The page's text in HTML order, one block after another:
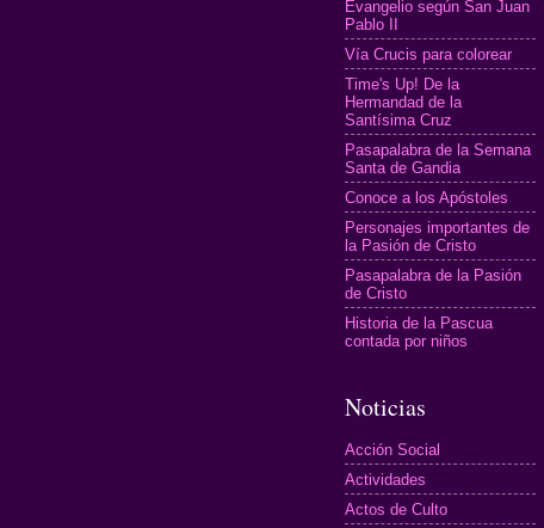
Evangelio según San Juan
Pablo II
Vía Crucis para colorear
Time's Up! De la
Hermandad de la
Santísima Cruz
Pasapalabra de la Semana
Santa de Gandia
Conoce a los Apóstoles
Personajes importantes de
la Pasión de Cristo
Pasapalabra de la Pasión
de Cristo
Historia de la Pascua
contada por niños
Noticias
Acción Social
Actividades
Actos de Culto